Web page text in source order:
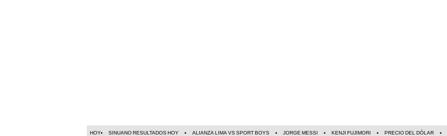
HOY SINUANO RESULTADOS HOY ALIANZA LIMA VS SPORT BOYS JORGE MESSI KENJI FUJIMORI PRECIO DEL DÓLAR